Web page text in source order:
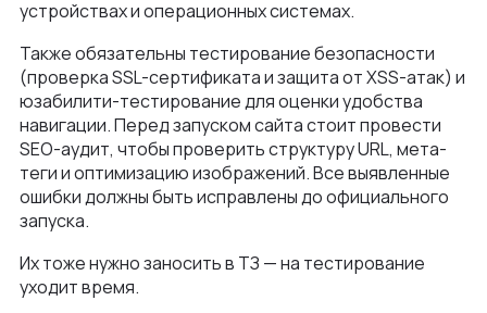
устройствах и операционных системах.
Также обязательны тестирование безопасности
(проверка SSL-сертификата и защита от XSS-атак) и
юзабилити-тестирование для оценки удобства
навигации. Перед запуском сайта стоит провести
SEO-аудит, чтобы проверить структуру URL, мета-
теги и оптимизацию изображений. Все выявленные
ошибки должны быть исправлены до официального
запуска.
Их тоже нужно заносить в ТЗ — на тестирование
уходит время.